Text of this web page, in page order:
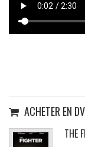
ACHETER EN
THE